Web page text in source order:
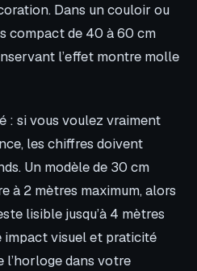
Dans un couloir ou
compact de 40 à 60 cm
l’effet montre molle
: si vous voulez vraiment
les chiffres doivent
Un modèle de 30 cm
à 2 mètres maximum, alors
lisible jusqu’à 4 mètres
impact visuel et praticité
l’horloge dans votre